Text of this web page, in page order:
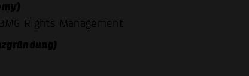
Rights Management